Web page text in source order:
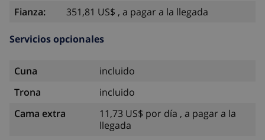
Fianza: 351,81 US$ , a pagar a la llegada
Servicios opcionales
Cuna
incluido
Trona
incluido
Cama extra
11,73 US$ por día , a pagar a la
llegada